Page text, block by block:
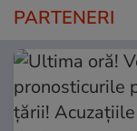
PARTENERI